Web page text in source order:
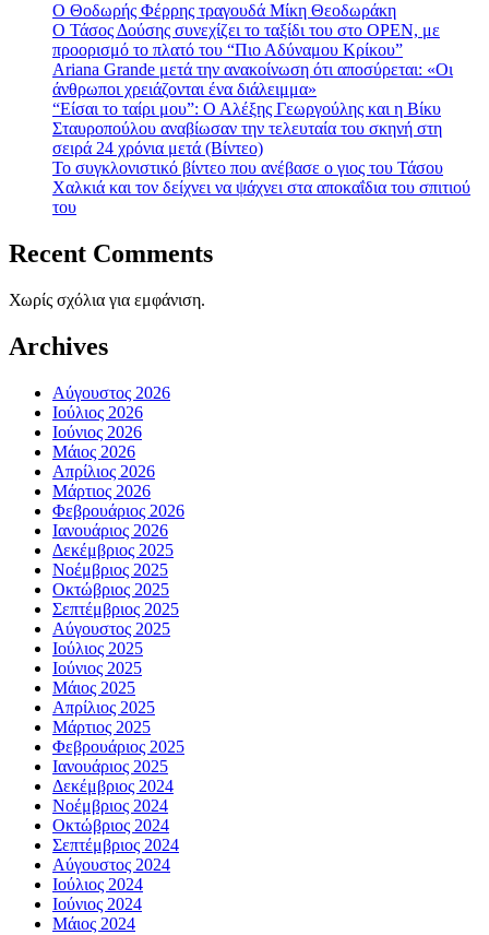
Ο Θοδωρής Φέρρης τραγουδά Μίκη Θεοδωράκη
Ο Τάσος Δούσης συνεχίζει το ταξίδι του στο OPEN, με
προορισμό το πλατό του “Πιο Αδύναμου Κρίκου”
Ariana Grande μετά την ανακοίνωση ότι αποσύρεται: «Οι
άνθρωποι χρειάζονται ένα διάλειμμα»
“Είσαι το ταίρι μου”: Ο Αλέξης Γεωργούλης και η Βίκυ
Σταυροπούλου αναβίωσαν την τελευταία του σκηνή στη
σειρά 24 χρόνια μετά (Βίντεο)
To συγκλονιστικό βίντεο που ανέβασε ο γιος του Τάσου
Χαλκιά και τον δείχνει να ψάχνει στα αποκαΐδια του σπιτιού
του
Recent Comments
Χωρίς σχόλια για εμφάνιση.
Archives
Αύγουστος 2026
Ιούλιος 2026
Ιούνιος 2026
Μάιος 2026
Απρίλιος 2026
Μάρτιος 2026
Φεβρουάριος 2026
Ιανουάριος 2026
Δεκέμβριος 2025
Νοέμβριος 2025
Οκτώβριος 2025
Σεπτέμβριος 2025
Αύγουστος 2025
Ιούλιος 2025
Ιούνιος 2025
Μάιος 2025
Απρίλιος 2025
Μάρτιος 2025
Φεβρουάριος 2025
Ιανουάριος 2025
Δεκέμβριος 2024
Νοέμβριος 2024
Οκτώβριος 2024
Σεπτέμβριος 2024
Αύγουστος 2024
Ιούλιος 2024
Ιούνιος 2024
Μάιος 2024